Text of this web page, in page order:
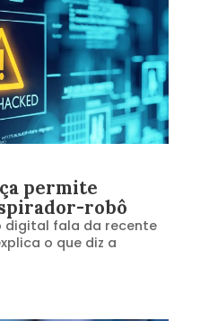
permite
robô
digital fala da recente
o que diz a